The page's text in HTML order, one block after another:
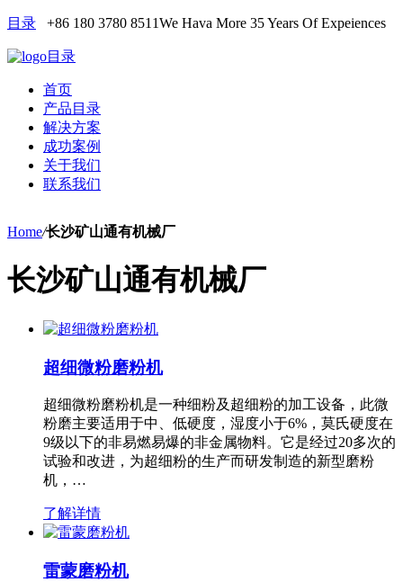
目录 +86 180 3780 8511We Hava More 35 Years Of Expeiences
目录
首页
产品目录
解决方案
成功案例
关于我们
联系我们
Home/长沙矿山通有机械厂
长沙矿山通有机械厂
超细微粉磨粉机
超细微粉磨粉机是一种细粉及超细粉的加工设备，此微
粉磨主要适用于中、低硬度，湿度小于6%，莫氏硬度在
9级以下的非易燃易爆的非金属物料。它是经过20多次的
试验和改进，为超细粉的生产而研发制造的新型磨粉
机，…
了解详情
雷蒙磨粉机